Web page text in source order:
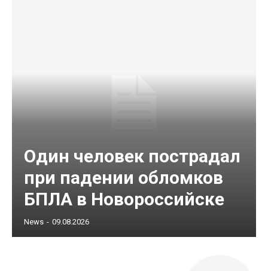
Один человек пострадал
при падении обломков
БПЛА в Новороссийске
News - 09.08.2026